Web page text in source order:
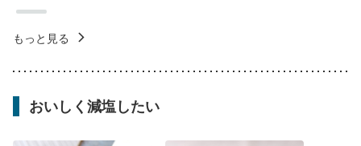
もっと見る
おいしく減塩したい